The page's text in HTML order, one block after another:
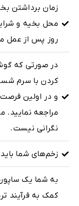
زمان برداشتن
روز پس از عمل
در صورتی که
کردن با سرم
و در اولین
مراجعه
نگرانی نیست.
زخم‌های شما
کمک به فرآیند